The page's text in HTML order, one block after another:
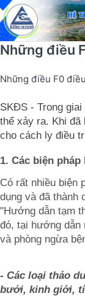
Những điều
Những điều F0
SKĐS - Trong
thể xảy ra. Khi đã
cho cách ly điều
1. Các biện
Có rất nhiều biện
dụng và đã thành
"Hướng dẫn tạm
đó, tại hướng dẫn
và phòng ngừa
- Các loại thảo
bưởi, kinh giới,